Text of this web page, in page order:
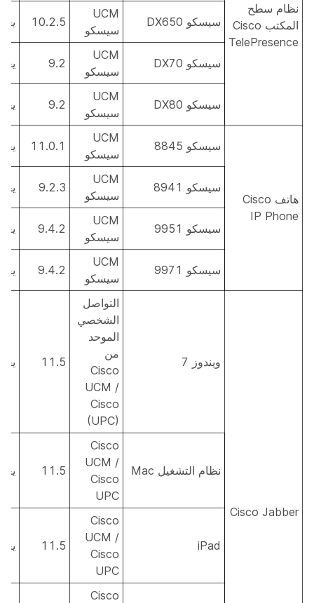
نظام سطح
المكتب Cisco
TelePresence
سيسكو DX650
UCM
سيسكو
10.2.5
سيسكو DX70
UCM
سيسكو
9.2
سيسكو DX80
UCM
سيسكو
9.2
هاتف Cisco
IP Phone
سيسكو 8845
UCM
سيسكو
11.0.1
سيسكو 8941
UCM
سيسكو
9.2.3
سيسكو 9951
UCM
سيسكو
9.4.2
سيسكو 9971
UCM
سيسكو
9.4.2
Cisco Jabber
ويندوز 7
التواصل
الشخصي
الموحد
من
Cisco
UCM /
Cisco
(UPC)
11.5
نظام التشغيل Mac
Cisco
UCM /
Cisco
UPC
11.5
iPad
Cisco
UCM /
Cisco
UPC
11.5
Cisco